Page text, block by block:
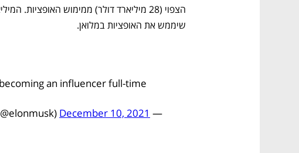
שיממש את האופציות במלואן.
an influencer full-time
— Elon Musk (@elonmusk)
December 10, 2021